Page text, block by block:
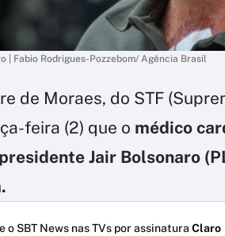
| Fabio Rodrigues-Pozzebom/ Agência Brasil
de Moraes, do STF
feira (2) que o médico
Jair Bolsonaro
o SBT News nas TVs por assinatura Claro